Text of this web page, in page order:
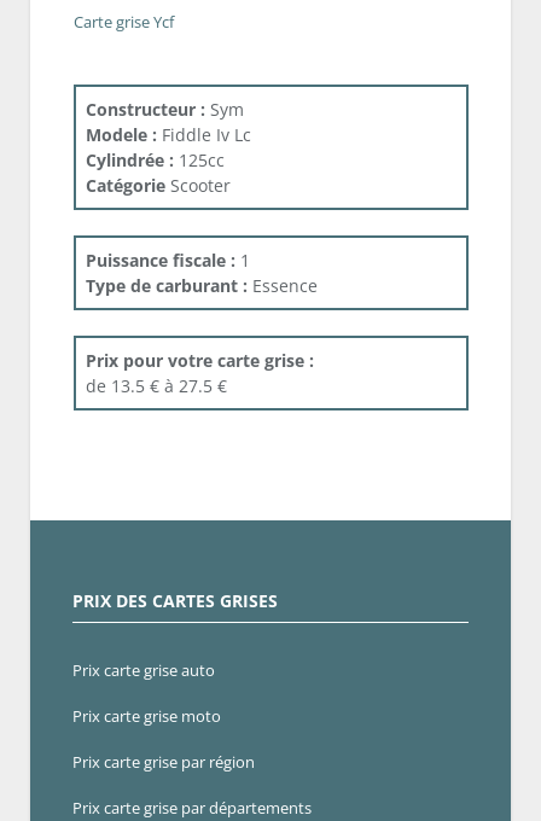
Carte grise Ycf
Constructeur : Sym
Modele : Fiddle Iv Lc
Cylindrée : 125cc
Catégorie Scooter
Puissance fiscale : 1
Type de carburant : Essence
Prix pour votre carte grise :
de 13.5 € à 27.5 €
PRIX DES CARTES GRISES
Prix carte grise auto
Prix carte grise moto
Prix carte grise par région
Prix carte grise par départements